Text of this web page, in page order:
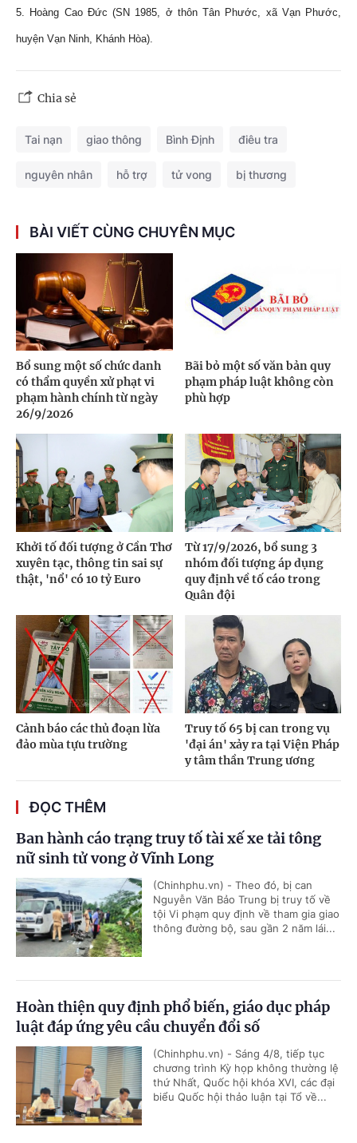
5. Hoàng Cao Đức (SN 1985, ở thôn Tân Phước, xã Vạn Phước,
huyện Vạn Ninh, Khánh Hòa).
Chia sẻ
Tai nạn giao thông Bình Định điêu tra
nguyên nhân hỗ trợ tử vong bị thương
BÀI VIẾT CÙNG CHUYÊN MỤC
Bổ sung một số chức danh
có thẩm quyền xử phạt vi
phạm hành chính từ ngày
26/9/2026
Bãi bỏ một số văn bản quy
phạm pháp luật không còn
phù hợp
Khởi tố đối tượng ở Cần Thơ
xuyên tạc, thông tin sai sự
thật, 'nổ' có 10 tỷ Euro
Từ 17/9/2026, bổ sung 3
nhóm đối tượng áp dụng
quy định về tố cáo trong
Quân đội
Cảnh báo các thủ đoạn lừa
đảo mùa tựu trường
Truy tố 65 bị can trong vụ
'đại án' xảy ra tại Viện Pháp
y tâm thần Trung ương
ĐỌC THÊM
Ban hành cáo trạng truy tố tài xế xe tải tông
nữ sinh tử vong ở Vĩnh Long
(Chinhphu.vn) - Theo đó, bị can
Nguyễn Văn Bảo Trung bị truy tố về
tội Vi phạm quy định về tham gia giao
thông đường bộ, sau gần 2 năm lái...
Hoàn thiện quy định phổ biến, giáo dục pháp
luật đáp ứng yêu cầu chuyển đổi số
(Chinhphu.vn) - Sáng 4/8, tiếp tục
chương trình Kỳ họp không thường lệ
thứ Nhất, Quốc hội khóa XVI, các đại
biểu Quốc hội thảo luận tại Tổ về...